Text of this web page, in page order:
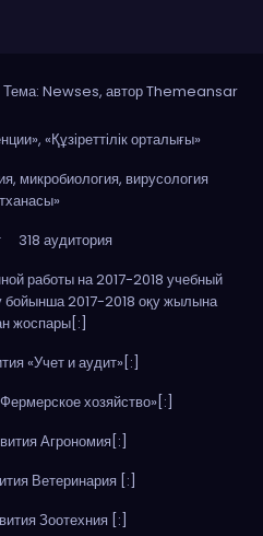
Тема: Newses, авторThemeansar
«Құзіреттілік орталығы»
микробиология, вирусология
318 аудитория
работы на 2017-2018 учебный
бойынша 2017-2018 оқу жылына
жоспары[:]
«Учет и аудит»[:]
хозяйство»[:]
Агрономия[:]
Ветеринария [:]
Зоотехния [:]